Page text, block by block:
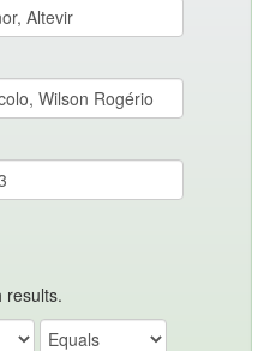
results.